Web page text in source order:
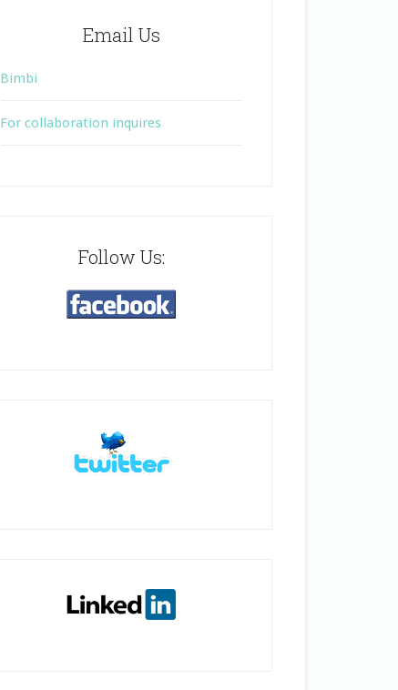
Email Us
Bimbi
For collaboration inquires
Follow Us: